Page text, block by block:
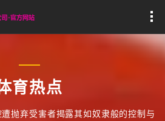
育热点
抛弃受害者揭露其如奴隶般的控制与